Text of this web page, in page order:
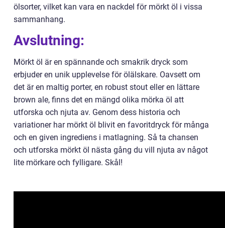
ölsorter, vilket kan vara en nackdel för mörkt öl i vissa
sammanhang.
Avslutning:
Mörkt öl är en spännande och smakrik dryck som
erbjuder en unik upplevelse för ölälskare. Oavsett om
det är en maltig porter, en robust stout eller en lättare
brown ale, finns det en mängd olika mörka öl att
utforska och njuta av. Genom dess historia och
variationer har mörkt öl blivit en favoritdryck för många
och en given ingrediens i matlagning. Så ta chansen
och utforska mörkt öl nästa gång du vill njuta av något
lite mörkare och fylligare. Skål!